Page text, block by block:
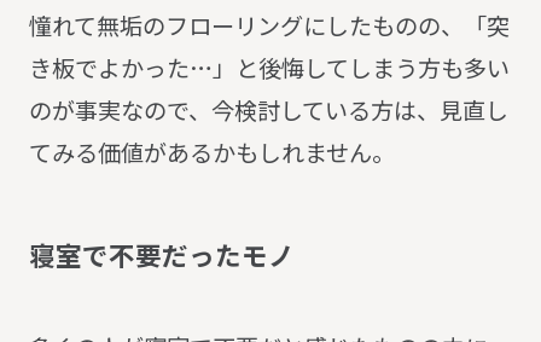
憧れて無垢のフローリングにしたものの、「突
き板でよかった…」と後悔してしまう方も多い
のが事実なので、今検討している方は、見直し
てみる価値があるかもしれません。
寝室で不要だったモノ